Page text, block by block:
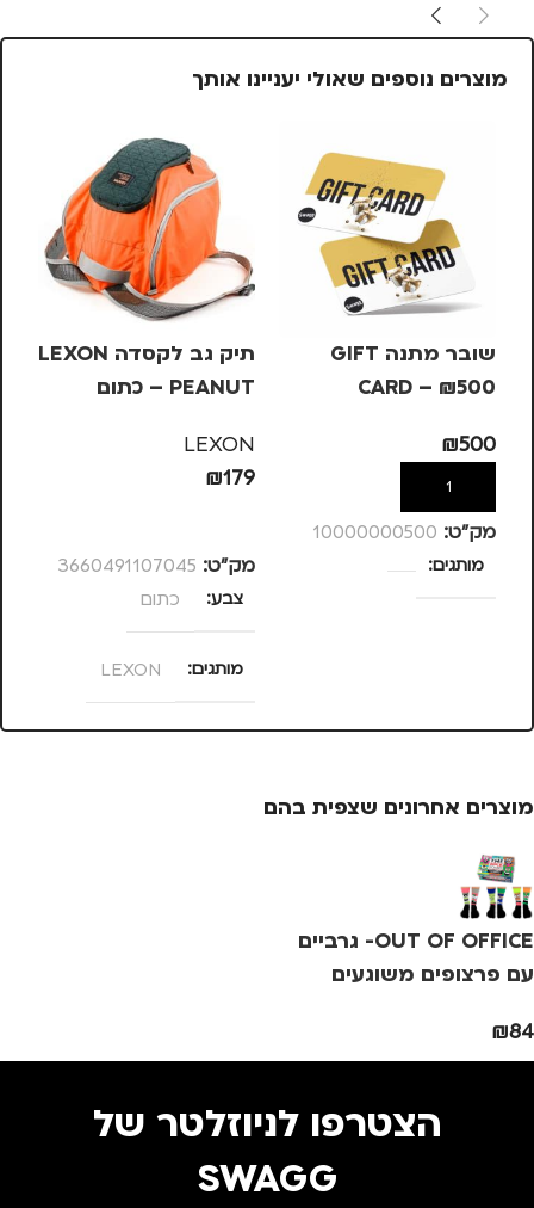
מוצרים נוספים שאולי יעניינו אותך
שובר מתנה GIFT
CARD – ₪500
₪500
הוספה לסל
מק”ט: 10000000500
מותגים
תיק גב לקסדה LEXON
PEANUT – כתום
LEXON
₪179
מק”ט: 3660491107045
צבע כתום
מותגים LEXON
מוצרים אחרונים שצפית בהם
OUT OF OFFICE- גרביים
עם פרצופים משוגעים
₪84
הצטרפו לניוזלטר של
SWAGG